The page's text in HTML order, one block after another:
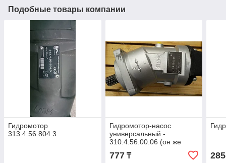
Подобные товары компании
Гидромотор
313.4.56.804.3.
Гидромотор-насос
универсальный -
310.4.56.00.06 (он же
310.3.56.00.06), заменяет
насосы 310.3.56.00.03 и
777₸